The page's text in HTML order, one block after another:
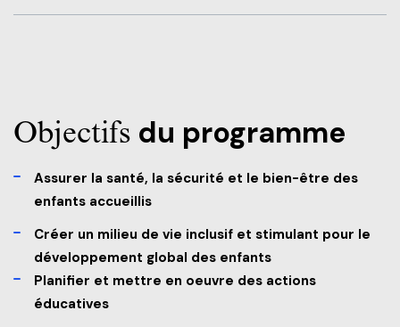
Objectifs du programme
Assurer la santé, la sécurité et le bien-être des
enfants accueillis
Créer un milieu de vie inclusif et stimulant pour le
développement global des enfants
Planifier et mettre en oeuvre des actions
éducatives